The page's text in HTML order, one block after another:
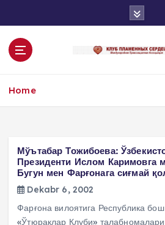
o
Home
Мўътабар Тожибоева:
Президенти Ислом Каримовга
Бугун мен Фарғонага сиғмай
Dekabr 6, 2002
Фарғона вилоятига Республика
«Ўтюраклар Клуби»